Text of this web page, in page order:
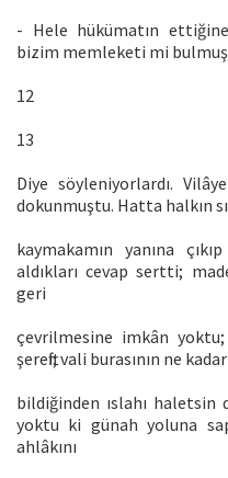
- Hele hükümatın
bizim memleketi mi
12
13
Diye söyleniyorlardı.
dokunmuştu. Hatta halkın
kaymakamın yanına
aldıkları cevap sertti;
geri
çevrilmesine imkân
şerefti; vali burasının ne
bildiğinden ıslahı
yoktu ki günah yoluna
ahlâkını